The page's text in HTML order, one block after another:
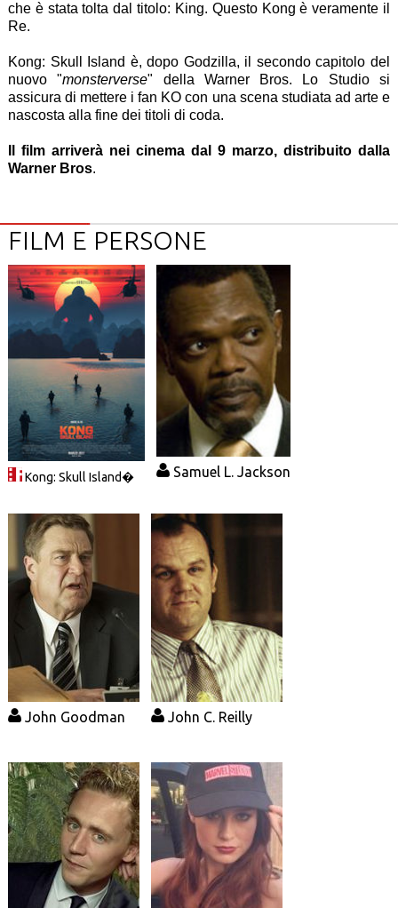
che è stata tolta dal titolo: King. Questo Kong è veramente il
Re.
Kong: Skull Island è, dopo Godzilla, il secondo capitolo del
nuovo "monsterverse" della Warner Bros. Lo Studio si
assicura di mettere i fan KO con una scena studiata ad arte e
nascosta alla fine dei titoli di coda.
Il film arriverà nei cinema dal 9 marzo, distribuito dalla
Warner Bros.
FILM E PERSONE
Kong: Skull Island� Samuel L. Jackson
John Goodman John C. Reilly